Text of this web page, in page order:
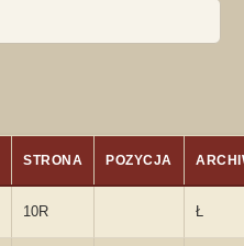
STRONA POZYCJA
10R Ł